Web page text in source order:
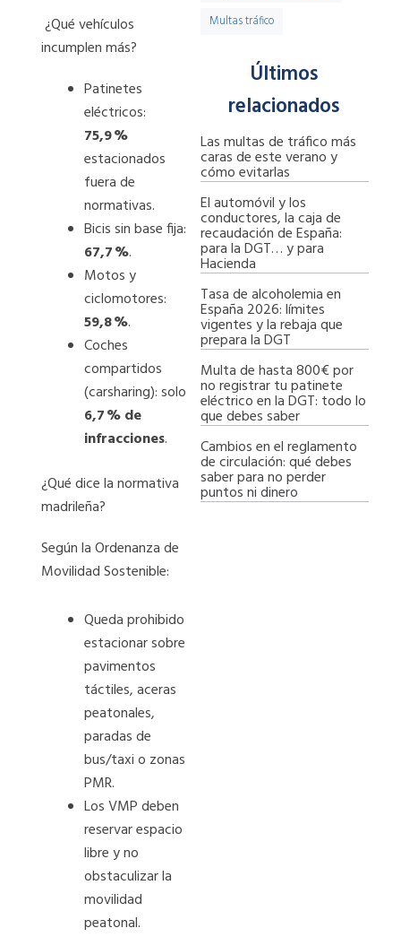
¿Qué vehículos
incumplen más?
Patinetes
eléctricos:
75,9%
estacionados
fuera de
normativas.
Bicis sin base fija:
67,7%.
Motos y
ciclomotores:
59,8%.
Coches
compartidos
(carsharing): solo
6,7% de
infracciones.
¿Qué dice la normativa
madrileña?
Según la Ordenanza de
Movilidad Sostenible:
Queda prohibido
estacionar sobre
pavimentos
táctiles, aceras
peatonales,
paradas de
bus/taxi o zonas
PMR.
Los VMP deben
reservar espacio
libre y no
obstaculizar la
movilidad
peatonal.
Multas tráfico
Últimos
relacionados
Las multas de tráfico más
caras de este verano y
cómo evitarlas
El automóvil y los
conductores, la caja de
recaudación de España:
para la DGT… y para
Hacienda
Tasa de alcoholemia en
España 2026: límites
vigentes y la rebaja que
prepara la DGT
Multa de hasta 800€ por
no registrar tu patinete
eléctrico en la DGT: todo lo
que debes saber
Cambios en el reglamento
de circulación: qué debes
saber para no perder
puntos ni dinero